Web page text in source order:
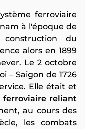
ferroviaire
à l'époque de
du
alors en 1899
Le 2 octobre
– Saigon de 1726
Elle était et
ferroviaire reliant
au cours des
les combats